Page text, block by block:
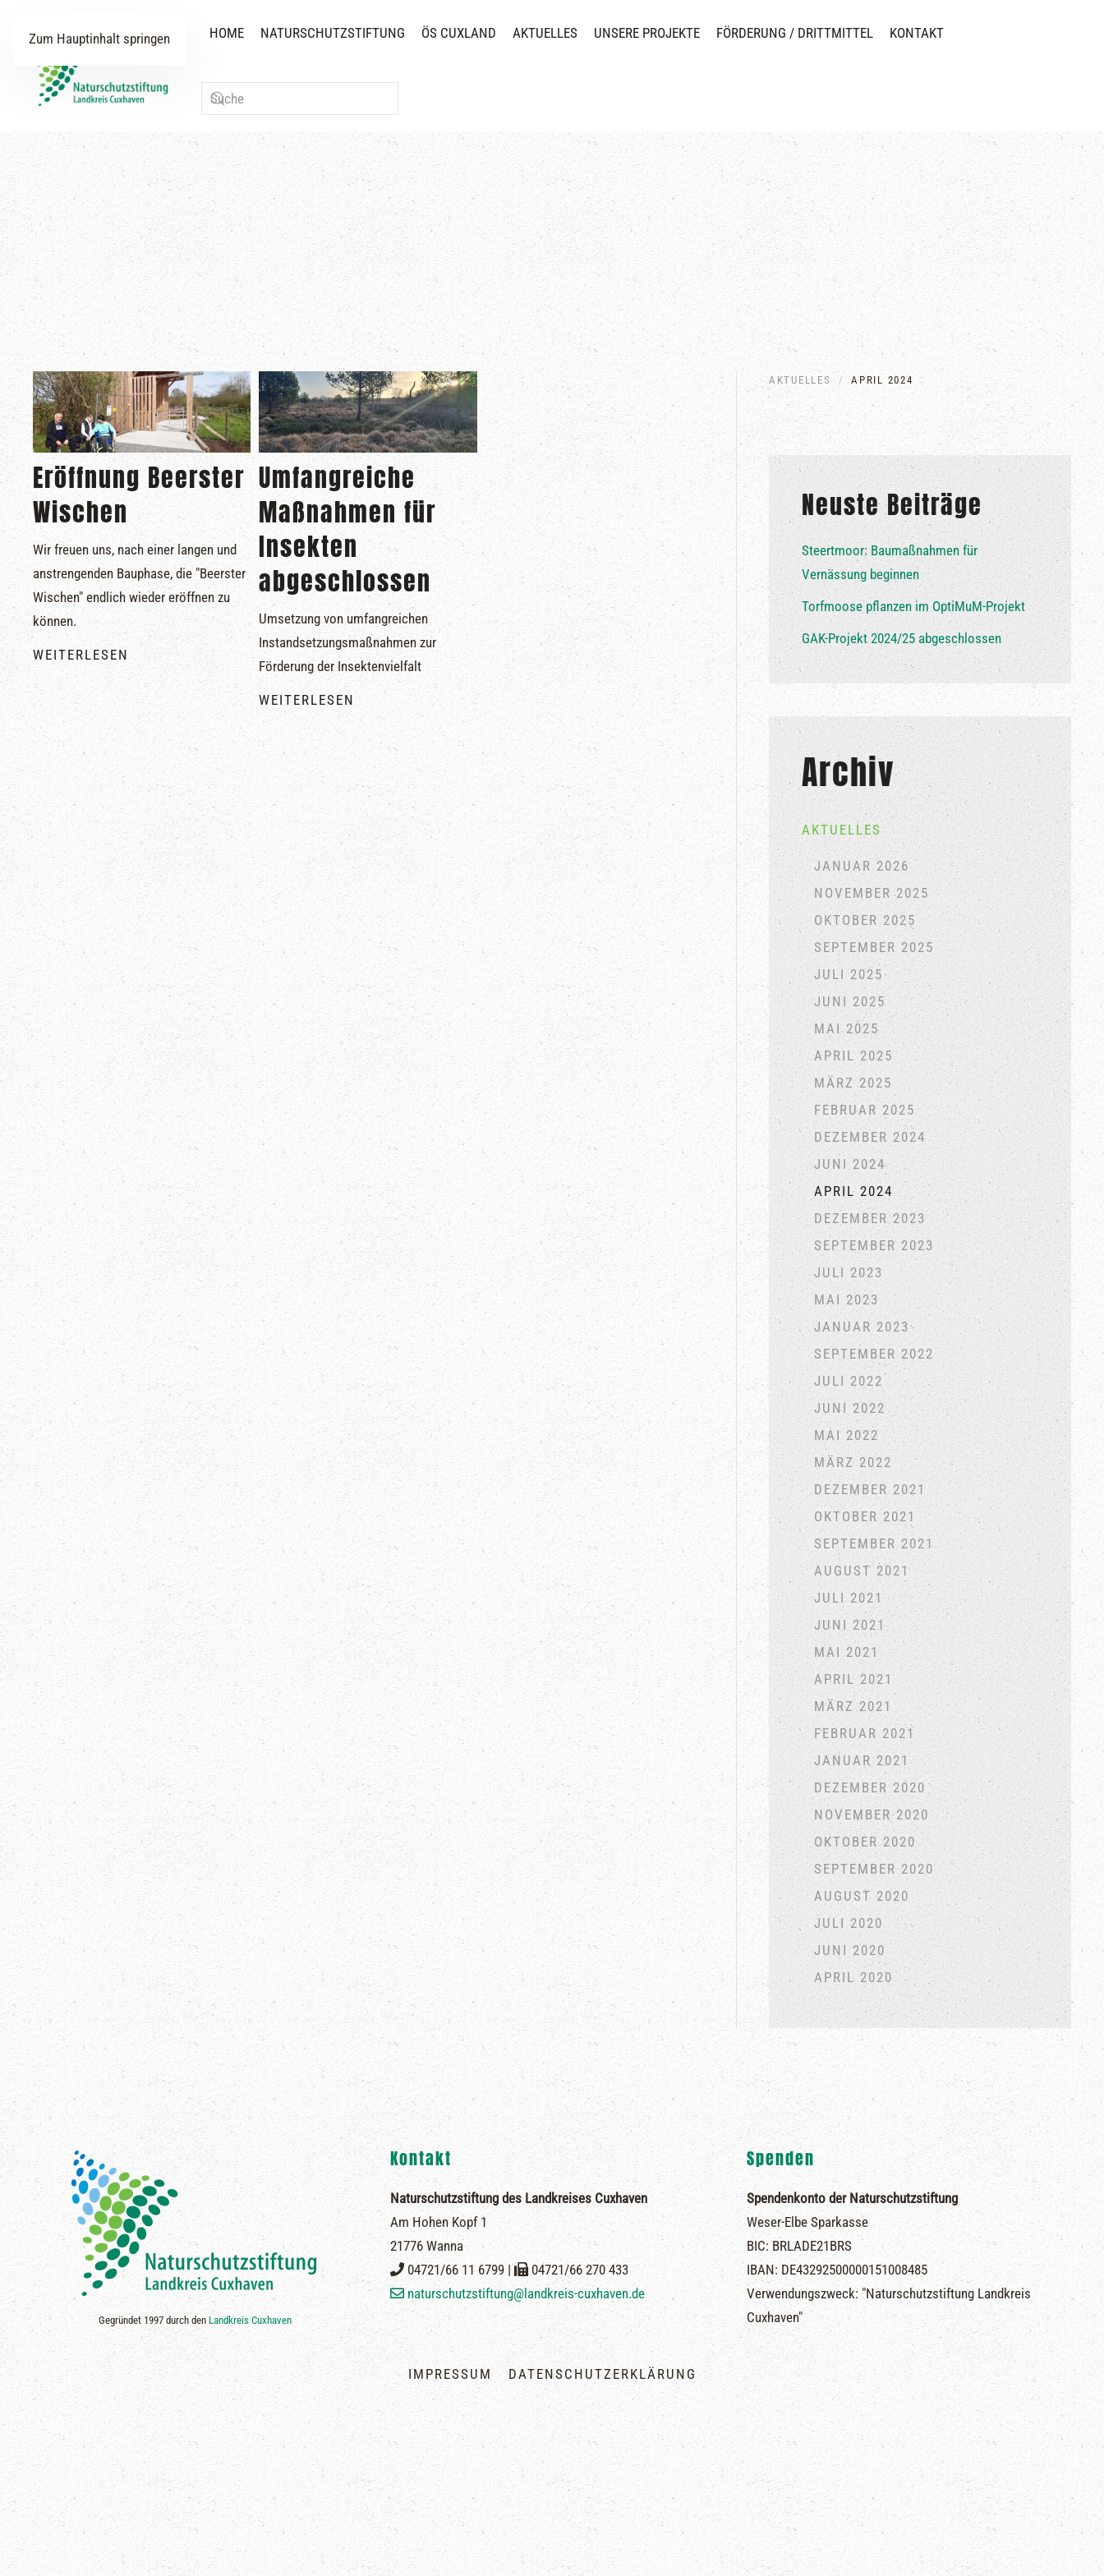
Zum Hauptinhalt springen HOME NATURSCHUTZSTIFTUNG ÖS CUXLAND AKTUELLES UNSERE PROJEKTE FÖRDERUNG / DRITTMITTEL KONTAKT
Eröffnung Beerster
Wischen
Wir freuen uns, nach einer langen und
anstrengenden Bauphase, die "Beerster
Wischen" endlich wieder eröffnen zu
können.
WEITERLESEN
Umfangreiche
Maßnahmen für
Insekten
abgeschlossen
Umsetzung von umfangreichen
Instandsetzungsmaßnahmen zur
Förderung der Insektenvielfalt
WEITERLESEN
AKTUELLES APRIL 2024
Neuste Beiträge
Steertmoor: Baumaßnahmen für
Vernässung beginnen
Torfmoose pflanzen im OptiMuM-Projekt
GAK-Projekt 2024/25 abgeschlossen
Archiv
AKTUELLES
JANUAR 2026
NOVEMBER 2025
OKTOBER 2025
SEPTEMBER 2025
JULI 2025
JUNI 2025
MAI 2025
APRIL 2025
MÄRZ 2025
FEBRUAR 2025
DEZEMBER 2024
JUNI 2024
APRIL 2024
DEZEMBER 2023
SEPTEMBER 2023
JULI 2023
MAI 2023
JANUAR 2023
SEPTEMBER 2022
JULI 2022
JUNI 2022
MAI 2022
MÄRZ 2022
DEZEMBER 2021
OKTOBER 2021
SEPTEMBER 2021
AUGUST 2021
JULI 2021
JUNI 2021
MAI 2021
APRIL 2021
MÄRZ 2021
FEBRUAR 2021
JANUAR 2021
DEZEMBER 2020
NOVEMBER 2020
OKTOBER 2020
SEPTEMBER 2020
AUGUST 2020
JULI 2020
JUNI 2020
APRIL 2020
Gegründet 1997 durch den Landkreis Cuxhaven
Kontakt
Naturschutzstiftung des Landkreises Cuxhaven
Am Hohen Kopf 1
21776 Wanna
04721/66 11 6799 |
04721/66 270 433
naturschutzstiftung@landkreis-cuxhaven.de
Spenden
Spendenkonto der Naturschutzstiftung
Weser-Elbe Sparkasse
BIC: BRLADE21BRS
IBAN: DE43292500000151008485
Verwendungszweck: "Naturschutzstiftung Landkreis
Cuxhaven"
IMPRESSUM DATENSCHUTZERKLÄRUNG